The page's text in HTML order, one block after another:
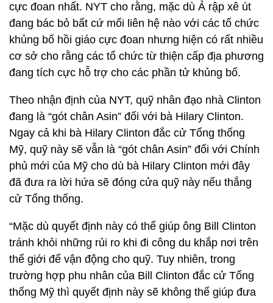
cực đoan nhất. NYT cho rằng, mặc dù Ả rập xê út
đang bác bỏ bất cứ mối liên hệ nào với các tổ chức
khủng bố hồi giáo cực đoan nhưng hiện có rất nhiều
cơ sở cho rằng các tổ chức từ thiện cấp địa phương
đang tích cực hỗ trợ cho các phần tử khủng bố.
Theo nhận định của NYT, quỹ nhân đạo nhà Clinton
đang là “gót chân Asin” đối với bà Hilary Clinton.
Ngay cả khi bà Hilary Clinton đắc cử Tổng thống
Mỹ, quỹ này sẽ vẫn là “gót chân Asin” đối với Chính
phủ mới của Mỹ cho dù bà Hilary Clinton mới đây
đã đưa ra lời hứa sẽ đóng cửa quỹ này nếu thắng
cử Tổng thống.
“Mặc dù quyết định này có thể giúp ông Bill Clinton
tránh khỏi những rủi ro khi đi công du khắp nơi trên
thế giới để vận động cho quỹ. Tuy nhiên, trong
trường hợp phu nhân của Bill Clinton đắc cử Tổng
thống Mỹ thì quyết định này sẽ không thể giúp đưa